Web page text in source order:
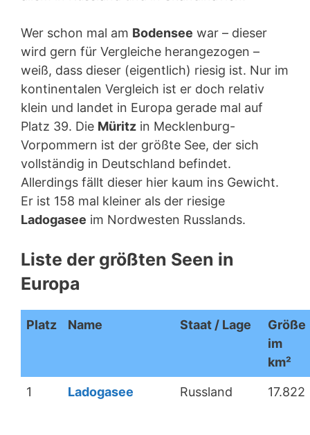
Wer schon mal am Bodensee war – dieser
wird gern für Vergleiche herangezogen –
weiß, dass dieser (eigentlich) riesig ist. Nur im
kontinentalen Vergleich ist er doch relativ
klein und landet in Europa gerade mal auf
Platz 39. Die Müritz in Mecklenburg-
Vorpommern ist der größte See, der sich
vollständig in Deutschland befindet.
Allerdings fällt dieser hier kaum ins Gewicht.
Er ist 158 mal kleiner als der riesige
Ladogasee im Nordwesten Russlands.
Liste der größten Seen in
Europa
Platz Name Staat / Lage
Größe
im
km²
1 Ladogasee Russland 17.822